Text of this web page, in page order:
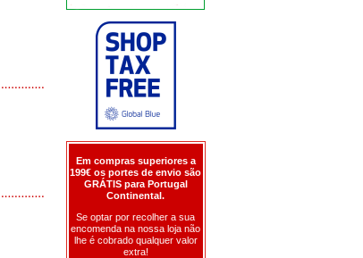
Em compras superiores a
199€ os portes de envio são
GRÁTIS para Portugal
Continental.
Se optar por recolher a sua
encomenda na nossa loja não
lhe é cobrado qualquer valor
extra!